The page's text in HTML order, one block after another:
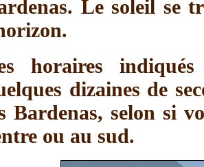
Le soleil se
horaires
dizaines de
Bardenas, selon si
ou au sud.